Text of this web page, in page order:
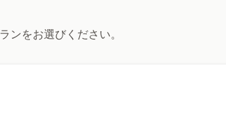
ンをお選びください。